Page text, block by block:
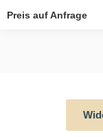
Preis auf Anfrage